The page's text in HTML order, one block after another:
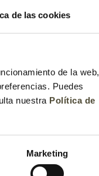
de las cookies
de la web,
Puedes
nuestra Política de
Marketing